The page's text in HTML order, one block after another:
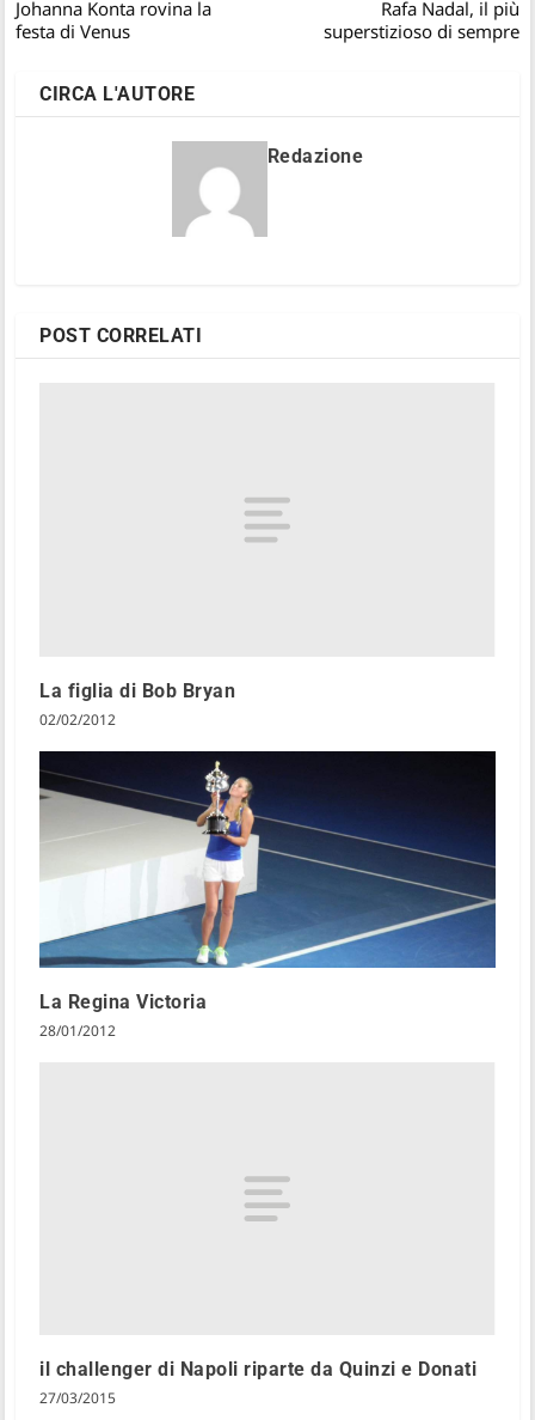
Johanna Konta rovina la
festa di Venus
Rafa Nadal, il più
superstizioso di sempre
CIRCA L'AUTORE
Redazione
POST CORRELATI
La figlia di Bob Bryan
02/02/2012
La Regina Victoria
28/01/2012
il challenger di Napoli riparte da Quinzi e Donati
27/03/2015